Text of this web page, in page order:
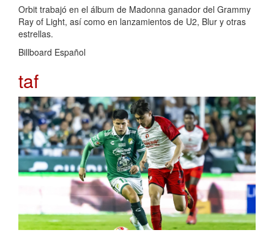
Orbit trabajó en el álbum de Madonna ganador del Grammy
Ray of Light, así como en lanzamientos de U2, Blur y otras
estrellas.
Billboard Español
taf